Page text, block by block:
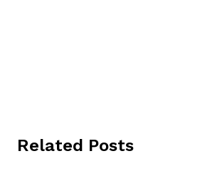
Related Posts